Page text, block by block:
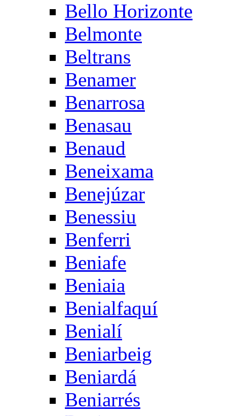
Bello Horizonte
Belmonte
Beltrans
Benamer
Benarrosa
Benasau
Benaud
Beneixama
Benejúzar
Benessiu
Benferri
Beniafe
Beniaia
Benialfaquí
Benialí
Beniarbeig
Beniardá
Beniarrés